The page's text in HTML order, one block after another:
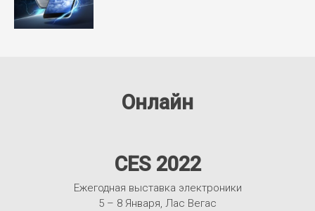
Онлайн
CES 2022
Ежегодная выставка электроники
5 – 8 Января, Лас Вегас